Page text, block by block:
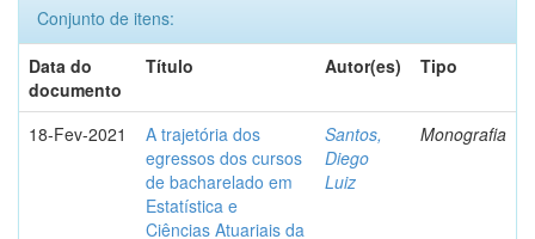
Conjunto de itens:
Data do
documento
Título Autor(es) Tipo
18-Fev-2021
A trajetória dos
egressos dos cursos
de bacharelado em
Estatística e
Ciências Atuariais da
Santos,
Diego
Luiz
Monografia